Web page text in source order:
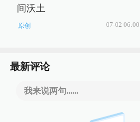
间沃土
原创 07-02 06:00
最新评论
我来说两句......